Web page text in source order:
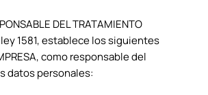
DEL TRATAMIENTO
1581, establece los siguientes
como responsable del
datos personales: